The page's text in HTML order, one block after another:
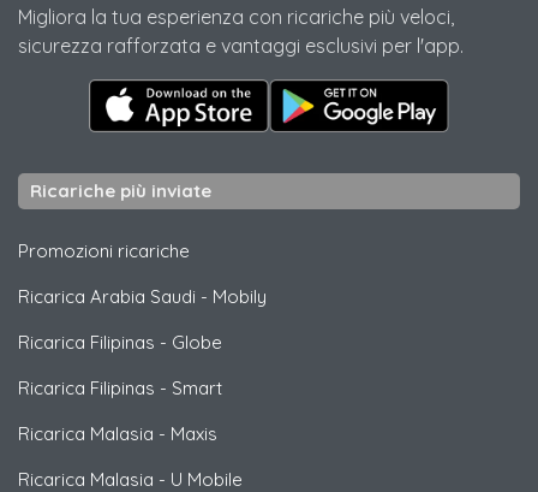
Migliora la tua esperienza con ricariche più veloci,
sicurezza rafforzata e vantaggi esclusivi per l'app.
Ricariche più inviate
Promozioni ricariche
Ricarica Arabia Saudi - Mobily
Ricarica Filipinas - Globe
Ricarica Filipinas - Smart
Ricarica Malasia - Maxis
Ricarica Malasia - U Mobile